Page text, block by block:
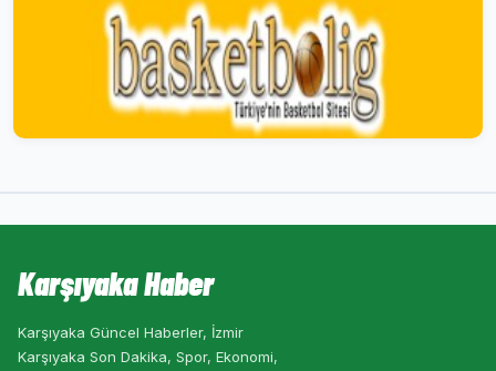
Karşıyaka Haber
Karşıyaka Güncel Haberler, İzmir
Karşıyaka Son Dakika, Spor, Ekonomi,